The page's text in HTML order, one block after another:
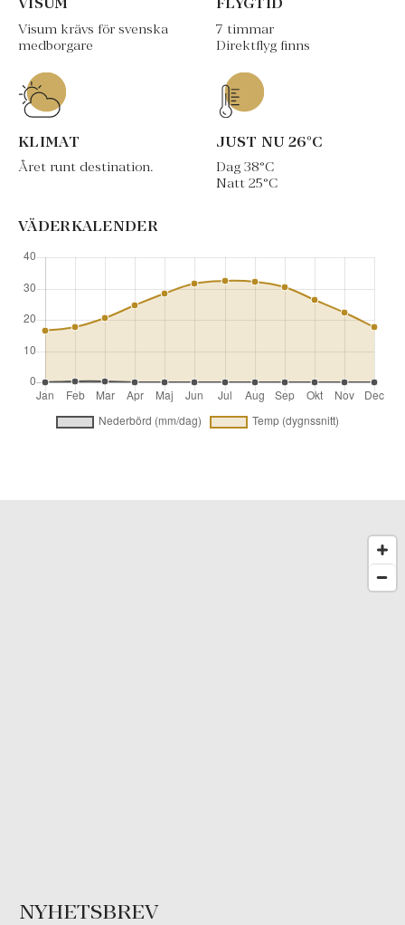
Visum krävs för svenska
medborgare
7 timmar
Direktflyg finns
KLIMAT
Året runt destination.
JUST NU 26°C
Dag 38°C
Natt 25°C
VÄDERKALENDER
NYHETSBREV